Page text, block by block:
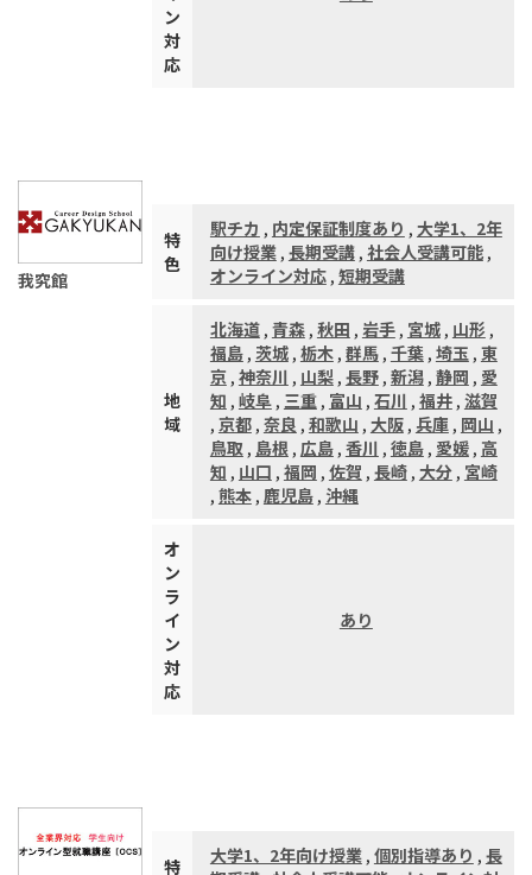
ン
対
応
我究館
特
色
駅チカ , 内定保証制度あり , 大学1、2年
向け授業, 長期受講, 社会人受講可能,
オンライン対応, 短期受講
地
域
北海道, 青森, 秋田 , 岩手, 宮城, 山形 ,
福島, 茨城, 栃木, 群馬, 千葉, 埼玉 , 東
京 , 神奈川 , 山梨, 長野, 新潟, 静岡 , 愛
知 , 岐阜, 三重, 富山 , 石川 , 福井, 滋賀
, 京都, 奈良 , 和歌山 , 大阪, 兵庫, 岡山 ,
鳥取 , 島根, 広島, 香川 , 徳島, 愛媛, 高
知 , 山口 , 福岡 , 佐賀 , 長崎, 大分, 宮崎
, 熊本, 鹿児島, 沖縄
オ
ン
ラ
イ
ン
対
応
あり
特 大学1、2年向け授業, 個別指導あり , 長